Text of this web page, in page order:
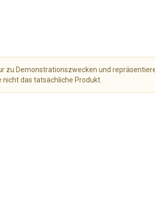
zu Demonstrationszwecken und
das tatsächliche Produkt.